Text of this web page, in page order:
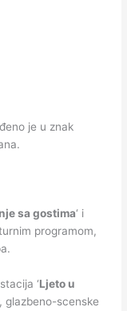
je u znak
sa gostima‘ i
programom,
‘Ljeto u
glazbeno-scenske